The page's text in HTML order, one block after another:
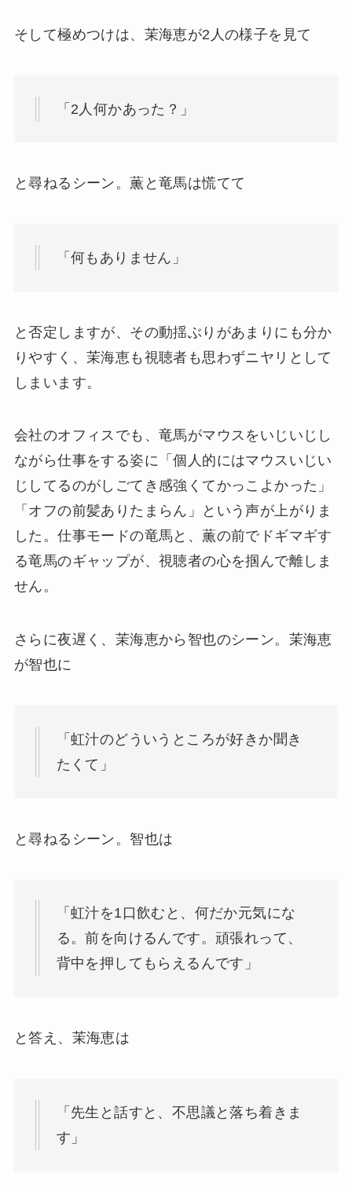
そして極めつけは、茉海恵が2人の様子を見て
「2人何かあった？」
と尋ねるシーン。薫と竜馬は慌てて
「何もありません」
と否定しますが、その動揺ぶりがあまりにも分か
りやすく、茉海恵も視聴者も思わずニヤリとして
しまいます。
会社のオフィスでも、竜馬がマウスをいじいじし
ながら仕事をする姿に「個人的にはマウスいじい
じしてるのがしごてき感強くてかっこよかった」
「オフの前髪ありたまらん」という声が上がりま
した。仕事モードの竜馬と、薫の前でドギマギす
る竜馬のギャップが、視聴者の心を掴んで離しま
せん。
さらに夜遅く、茉海恵から智也のシーン。茉海恵
が智也に
「虹汁のどういうところが好きか聞き
たくて」
と尋ねるシーン。智也は
「虹汁を1口飲むと、何だか元気にな
る。前を向けるんです。頑張れって、
背中を押してもらえるんです」
と答え、茉海恵は
「先生と話すと、不思議と落ち着きま
す」